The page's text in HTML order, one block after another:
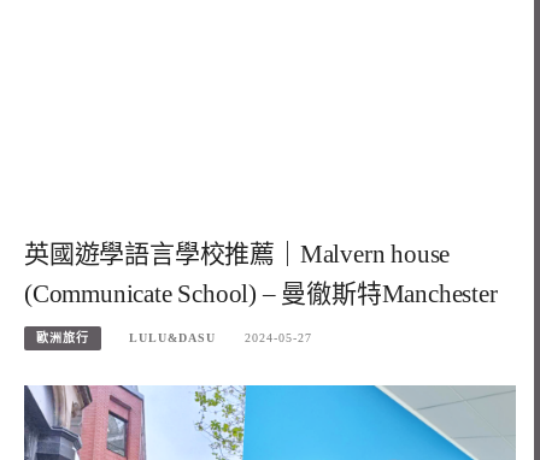
英國遊學語言學校推薦｜Malvern house
(Communicate School) – 曼徹斯特Manchester
歐洲旅行 LULU&DASU 2024-05-27